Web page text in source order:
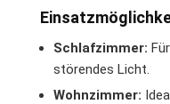
Schlafzimmer:
störendes Licht.
Wohnzimmer: